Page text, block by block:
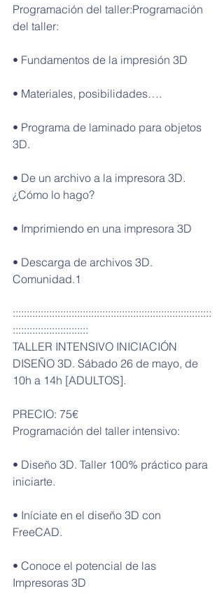
Programación del taller:Programación
del taller:
• Fundamentos de la impresión 3D
• Materiales, posibilidades….
• Programa de laminado para objetos
3D.
• De un archivo a la impresora 3D.
¿Cómo lo hago?
• Imprimiendo en una impresora 3D
• Descarga de archivos 3D.
Comunidad.1
:::::::::::::::::::::::::::::::::::::::::::::::::::::::::::::::::::::::
:::::::::::::::::::::::::::
TALLER INTENSIVO INICIACIÓN
DISEÑO 3D. Sábado 26 de mayo, de
10h a 14h [ADULTOS].
PRECIO: 75€
Programación del taller intensivo:
• Diseño 3D. Taller 100% práctico para
iniciarte.
• Iníciate en el diseño 3D con
FreeCAD.
• Conoce el potencial de las
Impresoras 3D